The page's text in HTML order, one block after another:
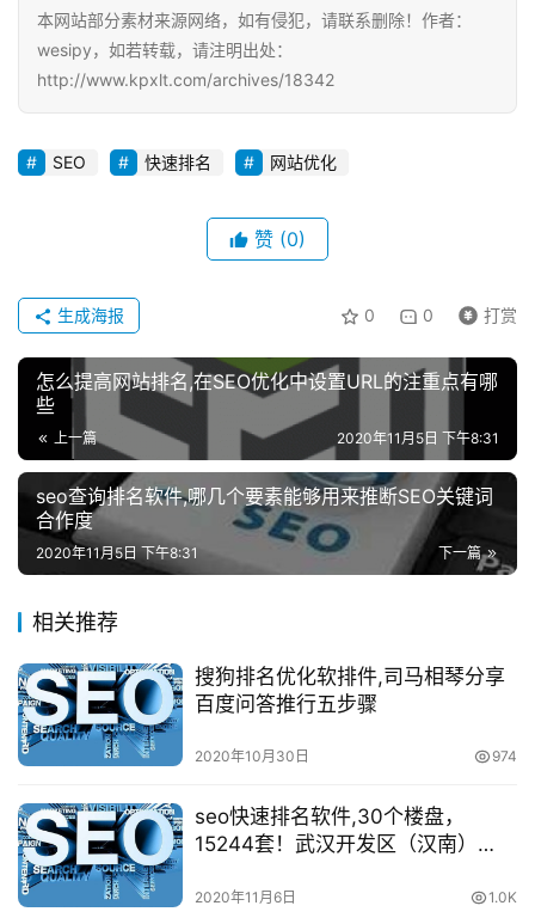
本网站部分素材来源网络，如有侵犯，请联系删除！作者：
wesipy，如若转载，请注明出处：
http://www.kpxlt.com/archives/18342
SEO 快速排名 网站优化
赞 (0)
0 0 打赏
生成海报
怎么提高网站排名,在SEO优化中设置URL的注重点有哪
些
上一篇 2020年11月5日 下午8:31
seo查询排名软件,哪几个要素能够用来推断SEO关键词
合作度
下一篇
2020年11月5日 下午8:31
相关推荐
搜狗排名优化软排件,司马相琴分享
百度问答推行五步骤
2020年10月30日 974
seo快速排名软件,30个楼盘，
15244套！武汉开发区（汉南）
2020年11月6日 1.0K